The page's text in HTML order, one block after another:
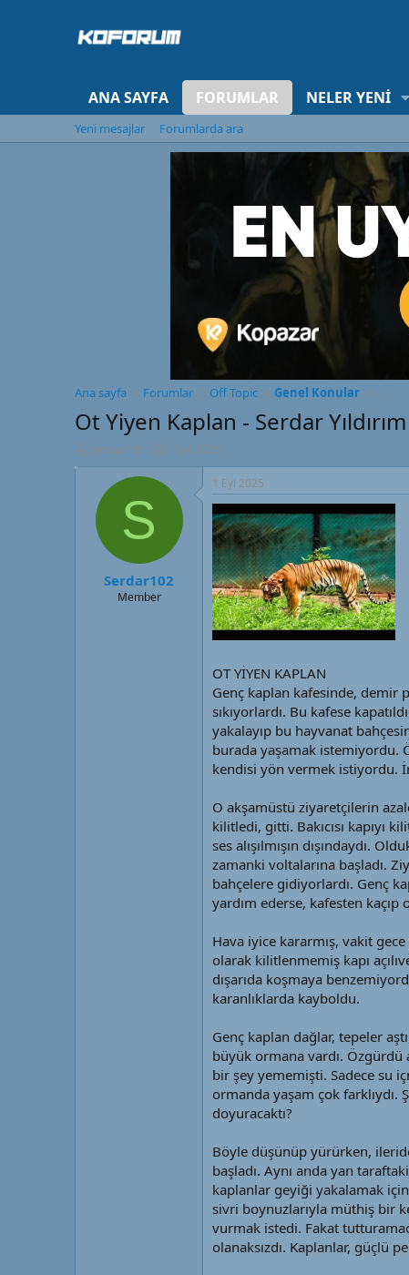
ANA SAYFA FORUMLAR NELER YENI
Yeni mesajlar Forumlarda ara
Ana sayfa Forumlar Off Topic Genel Konular
Ot Yiyen Kaplan - Serdar Yıldırım
K
o
Serdar102
B
a
g
ç
1 Eyl 2025
S
Serdar102
Member
1 Eyl 2025
OT YİYEN KAPLAN
Genç kaplan kafesinde, demir
sıkıyorlardı. Bu kafese
yakalayıp bu hayvanat
burada yaşamak istemiyordu.
kendisi yön vermek istiyordu.
O akşamüstü ziyaretçilerin
kilitledi, gitti. Bakıcısı kapıyı
ses alışılmışın dışındaydı.
zamanki voltalarına başladı.
bahçelere gidiyorlardı. Genç
yardım ederse, kafesten
Hava iyice kararmış, vakit
olarak kilitlenmemiş kapı
dışarıda koşmaya
karanlıklarda kayboldu.
Genç kaplan dağlar, tepeler
büyük ormana vardı. Özgürdü
bir şey yememişti. Sadece su
ormanda yaşam çok farklıydı.
doyuracaktı?
Böyle düşünüp yürürken,
başladı. Aynı anda yan
kaplanlar geyiği yakalamak
sivri boynuzlarıyla müthiş bir
vurmak istedi. Fakat
olanaksızdı. Kaplanlar, güçlü